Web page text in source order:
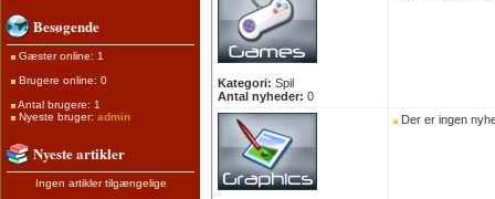
Besøgende
Gæster online: 1
Brugere online: 0
Antal brugere: 1
Nyeste bruger: admin
Nyeste artikler
Ingen artikler tilgængelige
Kategori: Spil
Antal nyheder: 0
Der er ingen